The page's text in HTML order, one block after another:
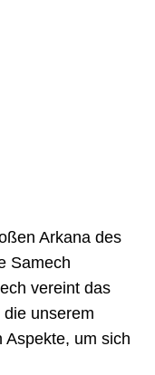
Arkana des
Samech
vereint das
unserem
Aspekte, um sich